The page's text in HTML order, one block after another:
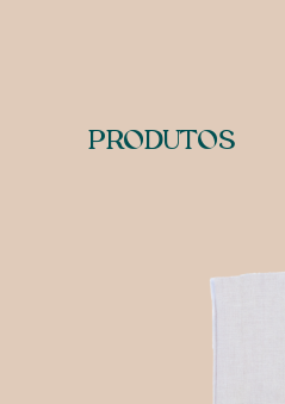
PRODUTOS